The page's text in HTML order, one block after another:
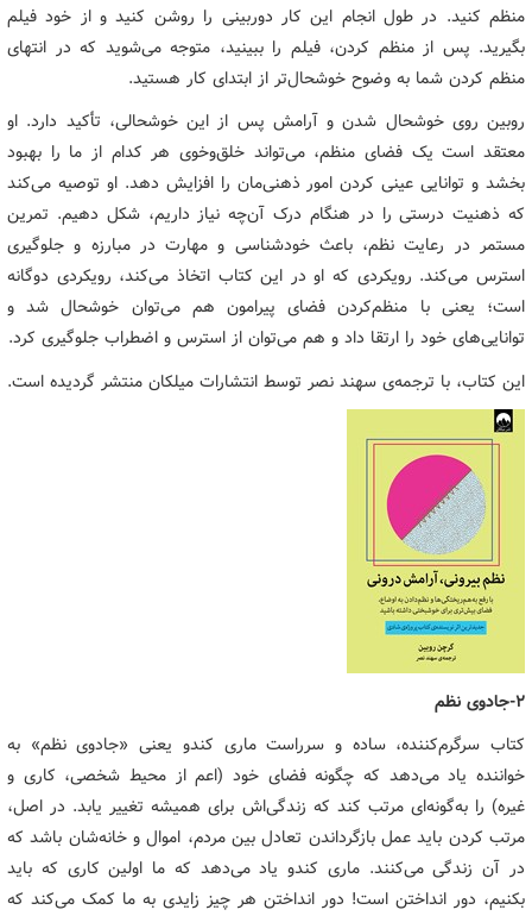
منظم کنید. در طول انجام این کار دوربینی را روشن کنید و از خود فیلم
بگیرید. پس از منظم کردن، فیلم را ببینید، متوجه می‌شوید که در انتهای
منظم کردن شما به وضوح خوشحال‌تر از ابتدای کار هستید.
روبین روی خوشحال شدن و آرامش پس از این خوشحالی، تأکید دارد. او
معتقد است یک فضای منظم، می‌تواند خلق‌وخوی هر کدام از ما را بهبود
بخشد و توانایی عینی کردن امور ذهنی‌مان را افزایش دهد. او توصیه می‌کند
که ذهنیت درستی را در هنگام درک آن‌چه نیاز داریم، شکل دهیم. تمرین
مستمر در رعایت نظم، باعث خودشناسی و مهارت در مبارزه و جلوگیری
استرس می‌کند. رویکردی که او در این کتاب اتخاذ می‌کند، رویکردی دوگانه
است؛ یعنی با منظم‌کردن فضای پیرامون هم می‌توان خوشحال شد و
توانایی‌های خود را ارتقا داد و هم می‌توان از استرس و اضطراب جلوگیری کرد.
این کتاب، با ترجمه‌ی سهند نصر توسط انتشارات میلکان منتشر گردیده است.
2-جادوی نظم
کتاب سرگرم‌کننده، ساده و سرراست ماری کندو یعنی «جادوی نظم» به
خواننده یاد می‌دهد که چگونه فضای خود (اعم از محیط شخصی، کاری و
غیره) را به‌گونه‌ای مرتب کند که زندگی‌اش برای همیشه تغییر یابد. در اصل،
مرتب کردن باید عمل بازگرداندن تعادل بین مردم، اموال‌ و خانه‌شان باشد که
در آن زندگی می‌کنند. ماری کندو یاد می‌دهد که ما اولین کاری که باید
بکنیم، دور انداختن است! دور انداختن هر چیز زایدی به ما کمک می‌کند که